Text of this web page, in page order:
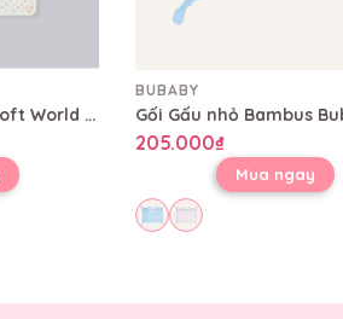
Chăn 2 lớp Bambus Soft World Bubaby 80x100 cm CBB08002L
BUBABY
205.000₫
Mua ngay